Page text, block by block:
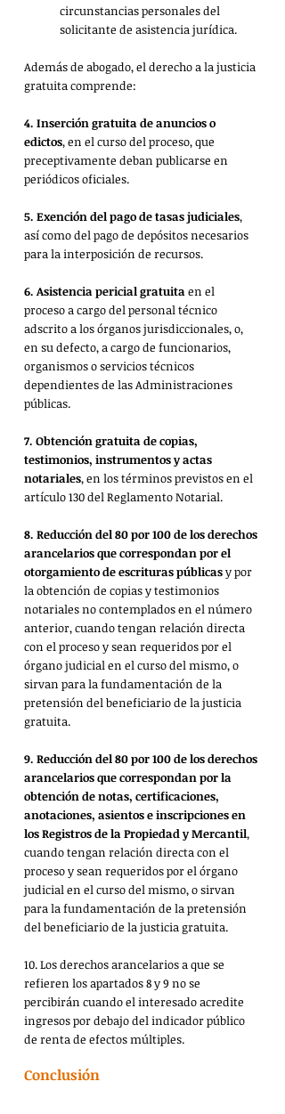
circunstancias personales del
solicitante de asistencia jurídica.
Además de abogado, el derecho a la justicia
gratuita comprende:
4. Inserción gratuita de anuncios o
edictos, en el curso del proceso, que
preceptivamente deban publicarse en
periódicos oficiales.
5. Exención del pago de tasas judiciales,
así como del pago de depósitos necesarios
para la interposición de recursos.
6. Asistencia pericial gratuita en el
proceso a cargo del personal técnico
adscrito a los órganos jurisdiccionales, o,
en su defecto, a cargo de funcionarios,
organismos o servicios técnicos
dependientes de las Administraciones
públicas.
7. Obtención gratuita de copias,
testimonios, instrumentos y actas
notariales, en los términos previstos en el
artículo 130 del Reglamento Notarial.
8. Reducción del 80 por 100 de los derechos
arancelarios que correspondan por el
otorgamiento de escrituras públicas y por
la obtención de copias y testimonios
notariales no contemplados en el número
anterior, cuando tengan relación directa
con el proceso y sean requeridos por el
órgano judicial en el curso del mismo, o
sirvan para la fundamentación de la
pretensión del beneficiario de la justicia
gratuita.
9. Reducción del 80 por 100 de los derechos
arancelarios que correspondan por la
obtención de notas, certificaciones,
anotaciones, asientos e inscripciones en
los Registros de la Propiedad y Mercantil,
cuando tengan relación directa con el
proceso y sean requeridos por el órgano
judicial en el curso del mismo, o sirvan
para la fundamentación de la pretensión
del beneficiario de la justicia gratuita.
10.Los derechos arancelarios a que se
refieren los apartados 8 y 9 no se
percibirán cuando el interesado acredite
ingresos por debajo del indicador público
de renta de efectos múltiples.
Conclusión